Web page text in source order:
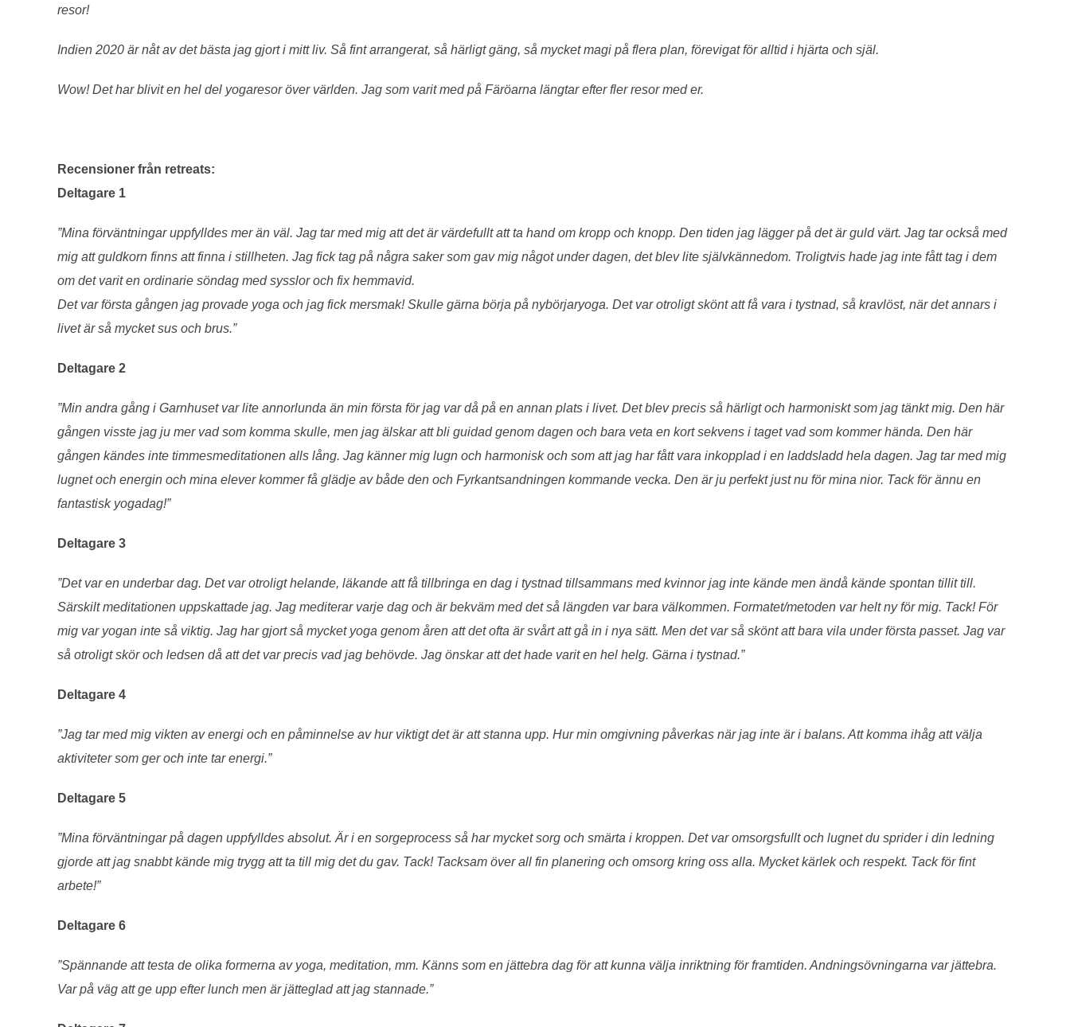
resor!
Indien 2020 är nåt av det bästa jag gjort i mitt liv. Så fint arrangerat, så härligt gäng, så mycket magi på flera plan, förevigat för alltid i hjärta och själ.
Wow! Det har blivit en hel del yogaresor över världen. Jag som varit med på Färöarna längtar efter fler resor med er.
Recensioner från retreats:
Deltagare 1
”Mina förväntningar uppfylldes mer än väl. Jag tar med mig att det är värdefullt att ta hand om kropp och knopp. Den tiden jag lägger på det är guld värt. Jag tar också med
mig att guldkorn finns att finna i stillheten. Jag fick tag på några saker som gav mig något under dagen, det blev lite självkännedom. Troligtvis hade jag inte fått tag i dem
om det varit en ordinarie söndag med sysslor och fix hemmavid.
Det var första gången jag provade yoga och jag fick mersmak! Skulle gärna börja på nybörjaryoga. Det var otroligt skönt att få vara i tystnad, så kravlöst, när det annars i
livet är så mycket sus och brus.”
Deltagare 2
”Min andra gång i Garnhuset var lite annorlunda än min första för jag var då på en annan plats i livet. Det blev precis så härligt och harmoniskt som jag tänkt mig. Den här
gången visste jag ju mer vad som komma skulle, men jag älskar att bli guidad genom dagen och bara veta en kort sekvens i taget vad som kommer hända. Den här
gången kändes inte timmesmeditationen alls lång. Jag känner mig lugn och harmonisk och som att jag har fått vara inkopplad i en laddsladd hela dagen. Jag tar med mig
lugnet och energin och mina elever kommer få glädje av både den och Fyrkantsandningen kommande vecka. Den är ju perfekt just nu för mina nior. Tack för ännu en
fantastisk yogadag!”
Deltagare 3
”Det var en underbar dag. Det var otroligt helande, läkande att få tillbringa en dag i tystnad tillsammans med kvinnor jag inte kände men ändå kände spontan tillit till.
Särskilt meditationen uppskattade jag. Jag mediterar varje dag och är bekväm med det så längden var bara välkommen. Formatet/metoden var helt ny för mig. Tack! För
mig var yogan inte så viktig. Jag har gjort så mycket yoga genom åren att det ofta är svårt att gå in i nya sätt. Men det var så skönt att bara vila under första passet. Jag var
så otroligt skör och ledsen då att det var precis vad jag behövde. Jag önskar att det hade varit en hel helg. Gärna i tystnad.”
Deltagare 4
”Jag tar med mig vikten av energi och en påminnelse av hur viktigt det är att stanna upp. Hur min omgivning påverkas när jag inte är i balans. Att komma ihåg att välja
aktiviteter som ger och inte tar energi.”
Deltagare 5
”Mina förväntningar på dagen uppfylldes absolut. Är i en sorgeprocess så har mycket sorg och smärta i kroppen. Det var omsorgsfullt och lugnet du sprider i din ledning
gjorde att jag snabbt kände mig trygg att ta till mig det du gav. Tack! Tacksam över all fin planering och omsorg kring oss alla. Mycket kärlek och respekt. Tack för fint
arbete!”
Deltagare 6
”Spännande att testa de olika formerna av yoga, meditation, mm. Känns som en jättebra dag för att kunna välja inriktning för framtiden. Andningsövningarna var jättebra.
Var på väg att ge upp efter lunch men är jätteglad att jag stannade.”